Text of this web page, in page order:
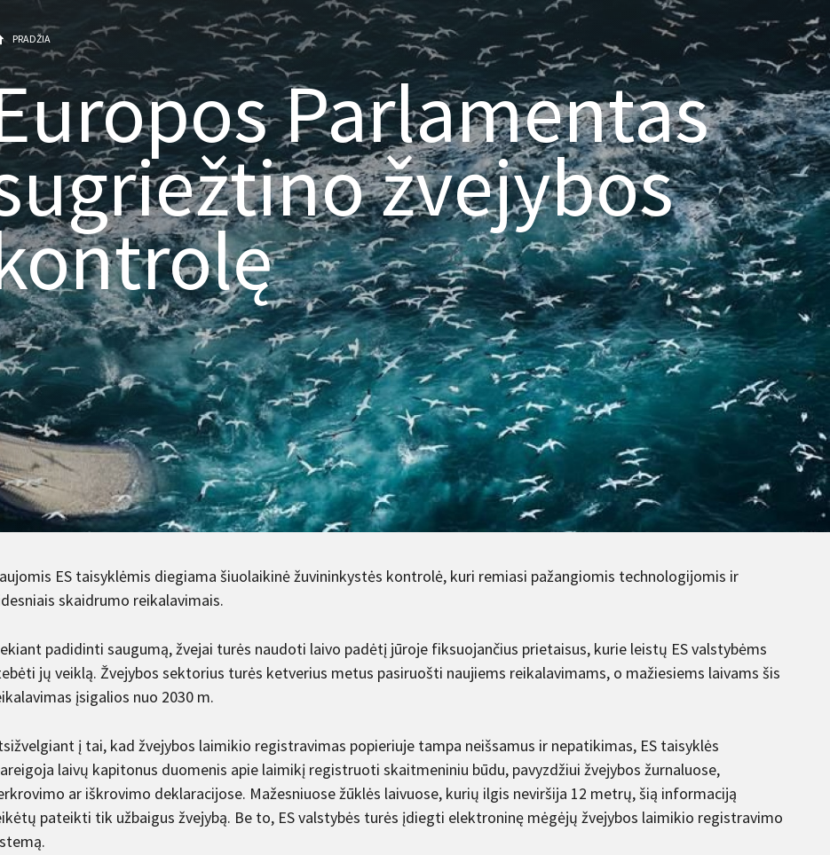
PRADŽIA
Parlamentas
žvejybos
ES taisyklėmis diegiama šiuolaikinė žuvininkystės kontrolė, kuri remiasi pažangiomis technologijomis ir
skaidrumo reikalavimais.
padidinti saugumą, žvejai turės naudoti laivo padėtį jūroje fiksuojančius prietaisus, kurie leistų ES valstybėms
jų veiklą. Žvejybos sektorius turės ketverius metus pasiruošti naujiems reikalavimams, o mažiesiems laivams šis
įsigalios nuo 2030 m.
į tai, kad žvejybos laimikio registravimas popieriuje tampa neišsamus ir nepatikimas, ES taisyklės
laivų kapitonus duomenis apie laimikį registruoti skaitmeniniu būdu, pavyzdžiui žvejybos žurnaluose,
ar iškrovimo deklaracijose. Mažesniuose žūklės laivuose, kurių ilgis neviršija 12 metrų, šią informaciją
pateikti tik užbaigus žvejybą. Be to, ES valstybės turės įdiegti elektroninę mėgėjų žvejybos laimikio registravimo